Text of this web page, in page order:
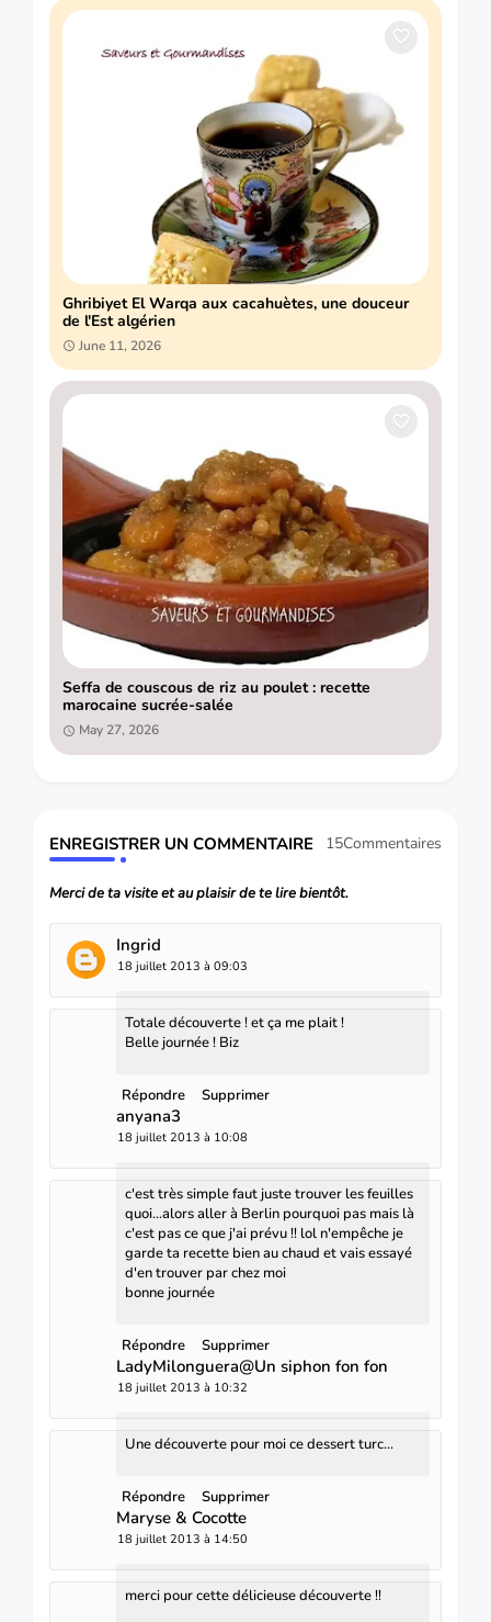
Ghribiyet El Warqa aux cacahuètes, une douceur
de l'Est algérien
June 11, 2026
Seffa de couscous de riz au poulet : recette
marocaine sucrée-salée
May 27, 2026
ENREGISTRER UN COMMENTAIRE 15Commentaires
Merci de ta visite et au plaisir de te lire bientôt.
Ingrid
18 juillet 2013 à 09:03
Totale découverte ! et ça me plait !
Belle journée ! Biz
Répondre Supprimer
anyana3
18 juillet 2013 à 10:08
c'est très simple faut juste trouver les feuilles
quoi...alors aller à Berlin pourquoi pas mais là
c'est pas ce que j'ai prévu !! lol n'empêche je
garde ta recette bien au chaud et vais essayé
d'en trouver par chez moi
bonne journée
Répondre Supprimer
LadyMilonguera@Un siphon fon fon
18 juillet 2013 à 10:32
Une découverte pour moi ce dessert turc...
Répondre Supprimer
Maryse & Cocotte
18 juillet 2013 à 14:50
merci pour cette délicieuse découverte !!